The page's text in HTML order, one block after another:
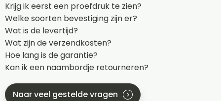
Krijg ik eerst een proefdruk te zien?
Welke soorten bevestiging zijn er?
Wat is de levertijd?
Wat zijn de verzendkosten?
Hoe lang is de garantie?
Kan ik een naambordje retourneren?
Naar veel gestelde vragen